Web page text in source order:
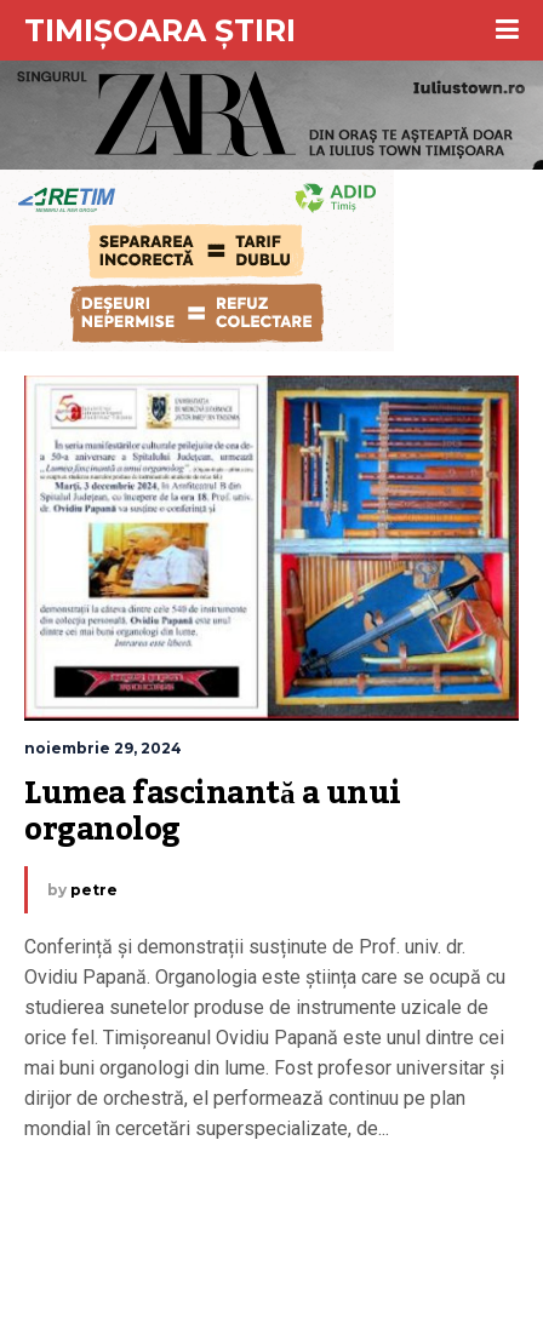
TIMIȘOARA ȘTIRI
noiembrie 29, 2024
Lumea fascinantă a unui
organolog
by petre
Conferință și demonstrații susținute de Prof. univ. dr.
Ovidiu Papană. Organologia este știința care se ocupă cu
studierea sunetelor produse de instrumente uzicale de
orice fel. Timișoreanul Ovidiu Papană este unul dintre cei
mai buni organologi din lume. Fost profesor universitar și
dirijor de orchestră, el performează continuu pe plan
mondial în cercetări superspecializate, de...